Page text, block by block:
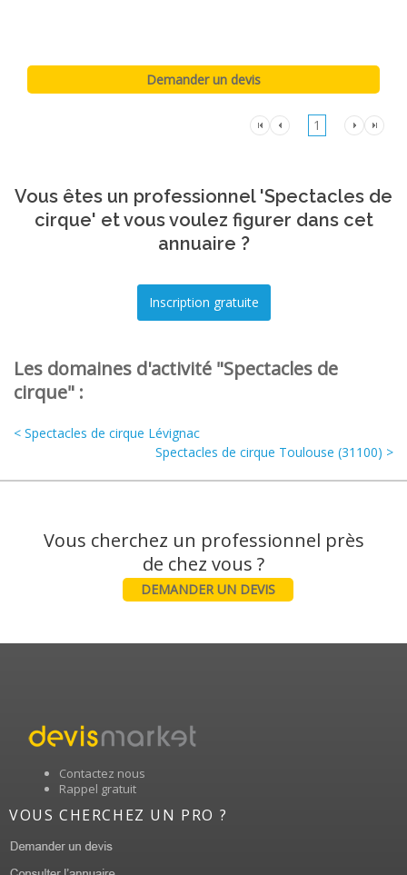
1
Vous êtes un professionnel 'Spectacles de
cirque' et vous voulez figurer dans cet
annuaire ?
Les domaines d'activité "Spectacles de
cirque" :
< Spectacles de cirque Lévignac
Spectacles de cirque Toulouse (31100) >
Vous cherchez un professionnel près
DEMANDER UN DEVIS
Contactez nous
Rappel gratuit
VOUS CHERCHEZ UN PRO ?